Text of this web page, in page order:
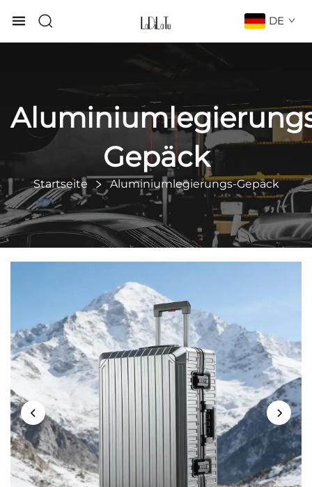
DE
Gepäck
Startseite Aluminiumlegierungs-Gepäck